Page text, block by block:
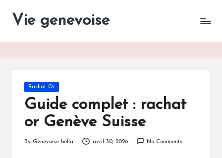
Vie genevoise
Vie
Posted
Rachat Or
Guide complet : rachat
or Genève Suisse
By Genevoise bella avril 30, 2026 No Comments